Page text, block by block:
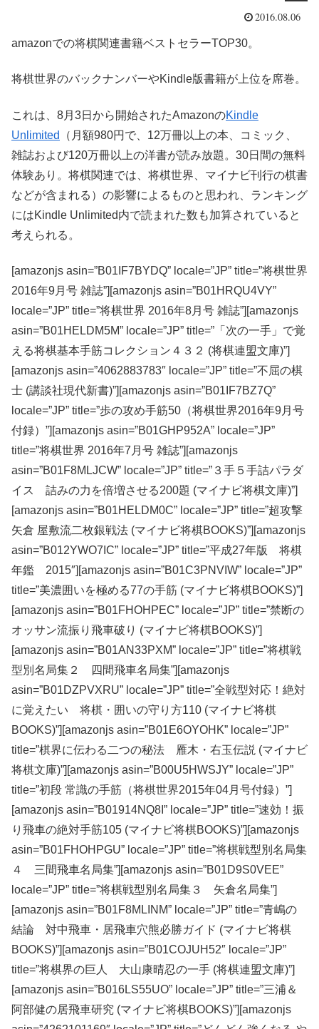
2016.08.06
amazonでの将棋関連書籍ベストセラーTOP30。
将棋世界のバックナンバーやKindle版書籍が上位を席巻。
これは、8月3日から開始されたAmazonのKindle
Unlimited
（月額980円で、12万冊以上の本、コミック、
雑誌および120万冊以上の洋書が読み放題。30日間の無料
体験あり。将棋関連では、将棋世界、マイナビ刊行の棋書
などが含まれる）の影響によるものと思われ、ランキング
にはKindle Unlimited内で読まれた数も加算されていると
考えられる。
[amazonjs asin=”B01IF7BYDQ” locale=”JP” title=”将棋世界
2016年9月号 雑誌”][amazonjs asin=”B01HRQU4VY”
locale=”JP” title=”将棋世界 2016年8月号 雑誌”][amazonjs
asin=”B01HELDM5M” locale=”JP” title=”「次の一手」で覚
える将棋基本手筋コレクション４３２ (将棋連盟文庫)”]
[amazonjs asin=”4062883783″ locale=”JP” title=”不屈の棋
士 (講談社現代新書)”][amazonjs asin=”B01IF7BZ7Q”
locale=”JP” title=”歩の攻め手筋50（将棋世界2016年9月号
付録）”][amazonjs asin=”B01GHP952A” locale=”JP”
title=”将棋世界 2016年7月号 雑誌”][amazonjs
asin=”B01F8MLJCW” locale=”JP” title=”３手５手詰パラダ
イス 詰みの力を倍増させる200題 (マイナビ将棋文庫)”]
[amazonjs asin=”B01HELDM0C” locale=”JP” title=”超攻撃
矢倉 屋敷流二枚銀戦法 (マイナビ将棋BOOKS)”][amazonjs
asin=”B012YWO7IC” locale=”JP” title=”平成27年版 将棋
年鑑 2015″][amazonjs asin=”B01C3PNVIW” locale=”JP”
title=”美濃囲いを極める77の手筋 (マイナビ将棋BOOKS)”]
[amazonjs asin=”B01FHOHPEC” locale=”JP” title=”禁断の
オッサン流振り飛車破り (マイナビ将棋BOOKS)”]
[amazonjs asin=”B01AN33PXM” locale=”JP” title=”将棋戦
型別名局集２ 四間飛車名局集”][amazonjs
asin=”B01DZPVXRU” locale=”JP” title=”全戦型対応！絶対
に覚えたい 将棋・囲いの守り方110 (マイナビ将棋
BOOKS)”][amazonjs asin=”B01E6OYOHK” locale=”JP”
title=”棋界に伝わる二つの秘法 雁木・右玉伝説 (マイナビ
将棋文庫)”][amazonjs asin=”B00U5HWSJY” locale=”JP”
title=”初段 常識の手筋（将棋世界2015年04月号付録）”]
[amazonjs asin=”B01914NQ8I” locale=”JP” title=”速効！振
り飛車の絶対手筋105 (マイナビ将棋BOOKS)”][amazonjs
asin=”B01FHOHPGU” locale=”JP” title=”将棋戦型別名局集
４ 三間飛車名局集”][amazonjs asin=”B01D9S0VEE”
locale=”JP” title=”将棋戦型別名局集３ 矢倉名局集”]
[amazonjs asin=”B01F8MLINM” locale=”JP” title=”青嶋の
結論 対中飛車・居飛車穴熊必勝ガイド (マイナビ将棋
BOOKS)”][amazonjs asin=”B01COJUH52″ locale=”JP”
title=”将棋界の巨人 大山康晴忍の一手 (将棋連盟文庫)”]
[amazonjs asin=”B016LS55UO” locale=”JP” title=”三浦＆
阿部健の居飛車研究 (マイナビ将棋BOOKS)”][amazonjs